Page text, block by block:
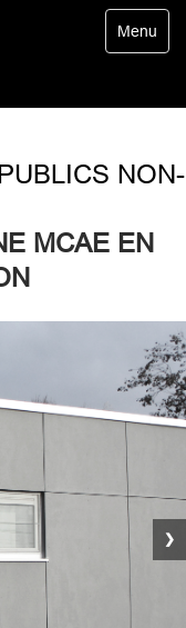
Toggle
Menu
NON-
MCAE EN
❯